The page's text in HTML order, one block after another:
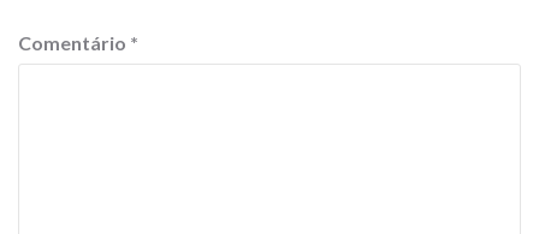
Comentário *